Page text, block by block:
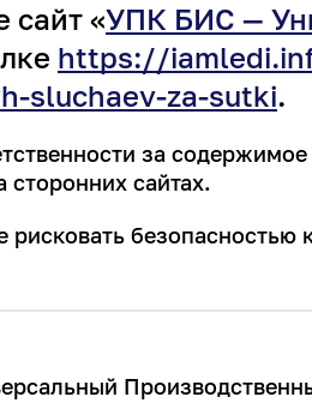
сайт «УПК БИС —
https://
sluchaev-za-sutki.
за содержимое
сайтах.
рисковать